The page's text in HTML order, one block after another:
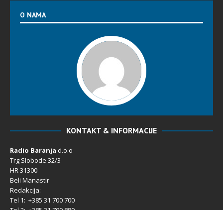
O NAMA
KONTAKT & INFORMACIJE
Radio Baranja d.o.o
Trg Slobode 32/3
HR 31300
Beli Manastir
Redakcija:
Tel 1: +385 31 700 700